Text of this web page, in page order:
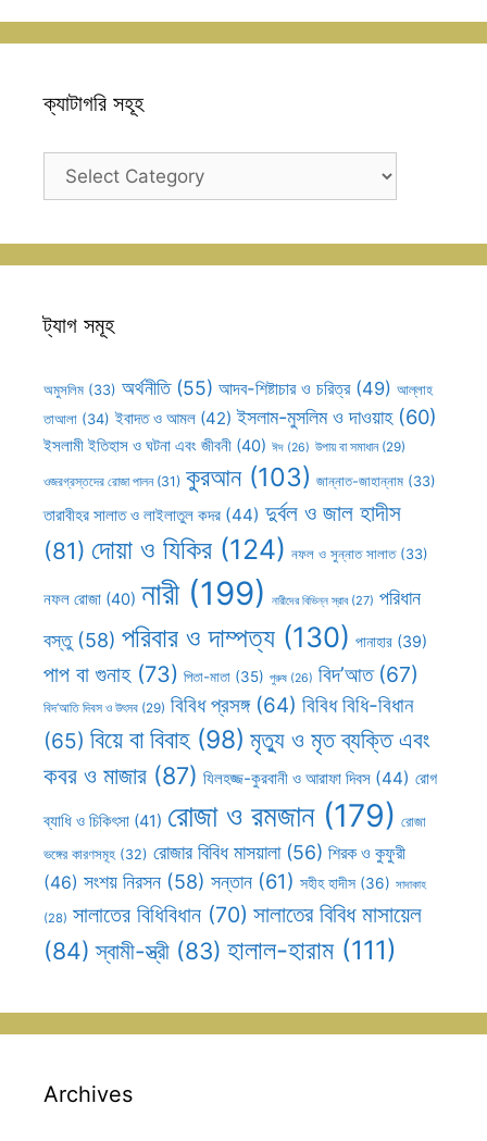
ক্যাটাগরি সহূহ
ক্যাটাগরি
ট্যাগ সমূহ
অমুসলিম (33) অর্থনীতি(55) আদব-শিষ্টাচার ও চরিত্র(49) আল্লাহ
তাআলা (34) ইবাদত ও আমল (42) ইসলাম-মুসলিম ও দাওয়াহ(60)
ইসলামী ইতিহাস ও ঘটনা এবং জীবনী (40) ঈদ (26) উপায় বা সমাধান(29)
ওজরগ্রস্তদের রোজা পালন(31) কুরআন(103) জান্নাত-জাহান্নাম (33)
তারাবীহর সালাত ও লাইলাতুল কদর (44) দুর্বল ও জাল হাদীস
(81) দোয়া ও যিকির (124) নফল ও সুন্নাত সালাত(33)
নফল রোজা (40) নারী(199) নারীদের বিভিন্ন স্রাব(27) পরিধান
বস্তু(58) পরিবার ও দাম্পত্য (130) পানাহার (39)
পাপ বা গুনাহ(73) পিতা-মাতা (35) পুরুষ (26) বিদ’আত(67)
বিদ’আতি দিবস ও উৎসব (29) বিবিধ প্রসঙ্গ(64) বিবিধ বিধি-বিধান
(65) বিয়ে বা বিবাহ (98) মৃত্যু ও মৃত ব্যক্তি এবং
কবর ও মাজার (87) যিলহজ্জ-কুরবানী ও আরাফা দিবস (44) রোগ
ব্যাধি ও চিকিৎসা (41) রোজা ও রমজান(179) রোজা
ভঙ্গের কারণসমূহ (32) রোজার বিবিধ মাসয়ালা(56) শিরক ও কুফুরী
(46) সংশয় নিরসন (58) সন্তান (61) সহীহ হাদীস (36) সাদাকাহ
(28) সালাতের বিধিবিধান (70) সালাতের বিবিধ মাসায়েল
(84) স্বামী-স্ত্রী (83) হালাল-হারাম (111)
Archives